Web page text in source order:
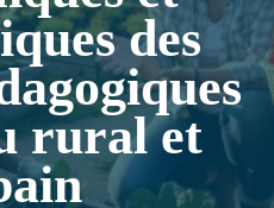
des
rural et